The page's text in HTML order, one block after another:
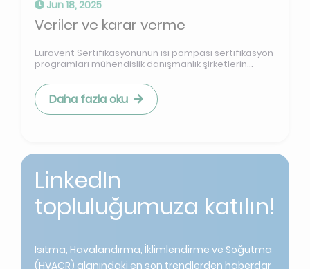
Jun 18, 2025
Veriler ve karar verme
Eurovent Sertifikasyonunun ısı pompası sertifikasyon
programları mühendislik danışmanlık şirketlerin...
Daha fazla oku
LinkedIn
topluluğumuza katılın!
Isıtma, Havalandırma, İklimlendirme ve Soğutma
(HVACR) alanındaki en son trendlerden haberdar